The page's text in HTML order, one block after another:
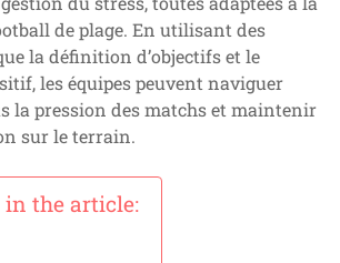
de plage. En utilisant des
la définition d’objectifs et le
les équipes peuvent naviguer
la pression des matchs et maintenir
sur le terrain.
in the article: